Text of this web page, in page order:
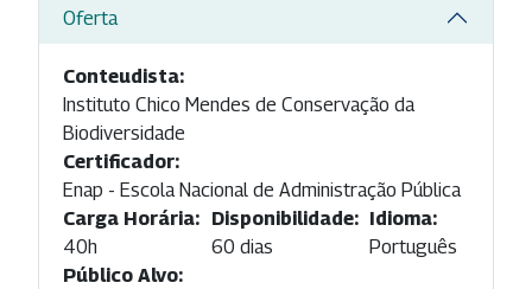
Oferta
Conteudista:
Instituto Chico Mendes de Conservação da
Biodiversidade
Certificador:
Enap - Escola Nacional de Administração Pública
Carga Horária:
40h
Disponibilidade:
60 dias
Idioma:
Português
Público Alvo: